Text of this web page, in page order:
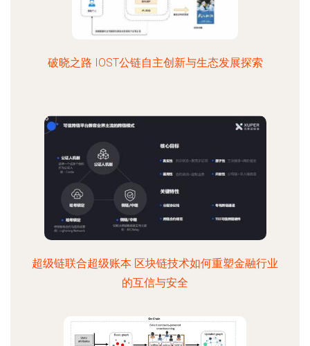
破晓之路 IOST公链自主创新与生态发展探索
超级链联合超级账本 区块链技术如何重塑金融行业
的互信与安全